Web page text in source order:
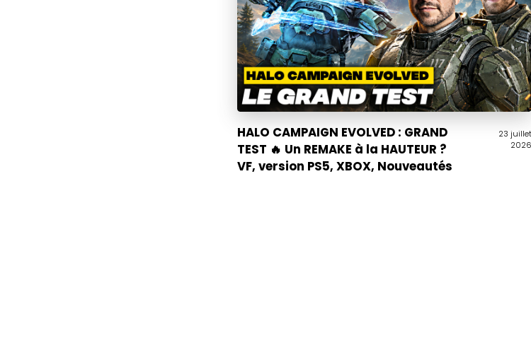
23 juillet
2026
HALO CAMPAIGN EVOLVED : GRAND
TEST 🔥 Un REMAKE à la HAUTEUR ?
VF, version PS5, XBOX, Nouveautés